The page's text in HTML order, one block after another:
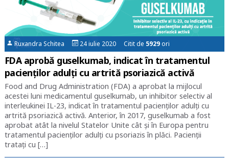
Ruxandra Schitea 24 iulie 2020 Citit de 5929ori
FDA aprobă guselkumab, indicat în tratamentul
pacienților adulți cu artrită psoriazică activă
Food and Drug Administration (FDA) a aprobat la mijlocul
acestei luni medicamentul guselkumab, un inhibitor selectiv al
interleukinei IL-23, indicat în tratamentul pacienților adulți cu
artrită psoriazică activă. Anterior, în 2017, guselkumab a fost
aprobat atât la nivelul Statelor Unite cât și în Europa pentru
tratamentul pacienților adulți cu psoriazis în plăci. Pacienții
tratați cu […]